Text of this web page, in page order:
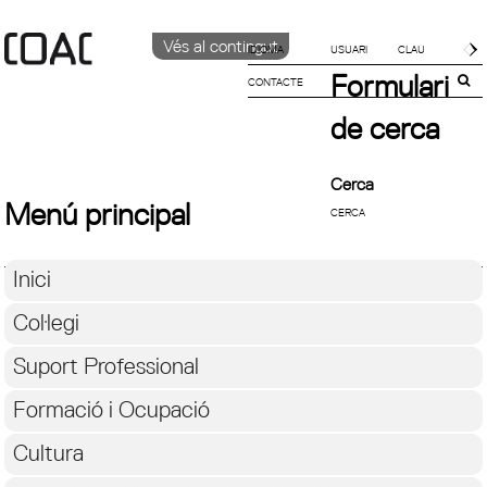
Vés al contingut
IDIOMA
CATALÀ
CONTACTE
Formulari
de cerca
Cerca
Menú principal
Inici
Col·legi
Suport Professional
Formació i Ocupació
Cultura